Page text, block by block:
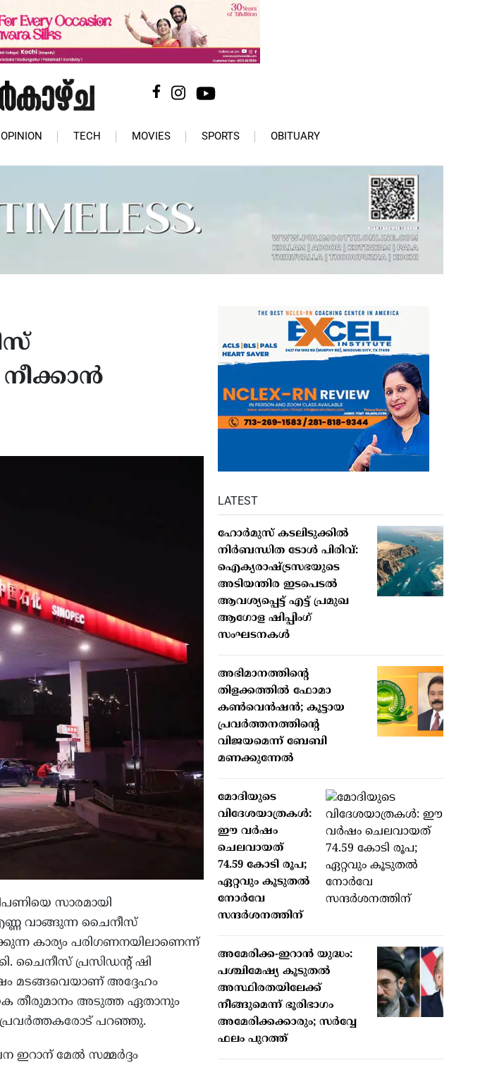
OPINION TECH MOVIES SPORTS OBITUARY
സാരമായി
എണ്ണ വാങ്ങുന്ന ചൈനീസ്
കാര്യം പരിഗണനയിലാണെന്ന്
ചൈനീസ് പ്രസിഡന്റ് ഷി
മടങ്ങവെയാണ് അദ്ദേഹം
തീരുമാനം അടുത്ത ഏതാനും
പറഞ്ഞു.
മേൽ സമ്മർദ്ദം
LATEST
ഹോർമുസ് കടലിടുക്കിൽ
നിർബന്ധിത ടോൾ പിരിവ്:
ഐക്യരാഷ്ട്രസഭയുടെ
അടിയന്തിര ഇടപെടൽ
ആവശ്യപ്പെട്ട് എട്ട് പ്രമുഖ
ആഗോള ഷിപ്പിംഗ്
സംഘടനകൾ
അഭിമാനത്തിന്റെ
തിളക്കത്തില്‍ ഫോമാ
കണ്‍വെന്‍ഷന്‍; കൂട്ടായ
പ്രവര്‍ത്തനത്തിന്റെ
വിജയമെന്ന് ബേബി
മണക്കുന്നേല്‍
മോദിയുടെ
വിദേശയാത്രകൾ:
ഈ വർഷം
ചെലവായത്
74.59 കോടി രൂപ;
ഏറ്റവും കൂടുതൽ
നോർവേ
സന്ദർശനത്തിന്
അമേരിക്ക-ഇറാൻ യുദ്ധം:
പശ്ചിമേഷ്യ കൂടുതൽ
അസ്ഥിരതയിലേക്ക്
നീങ്ങുമെന്ന് ഭൂരിഭാഗം
അമേരിക്കക്കാരും; സർവ്വേ
ഫലം പുറത്ത്